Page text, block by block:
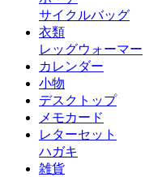
サイクルバッグ
衣類
レッグウォーマー
カレンダー
小物
デスクトップ
メモカード
レターセット
ハガキ
雑貨